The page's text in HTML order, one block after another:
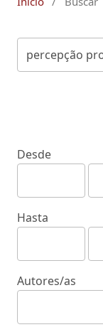
Desde
Hasta
Autores/as